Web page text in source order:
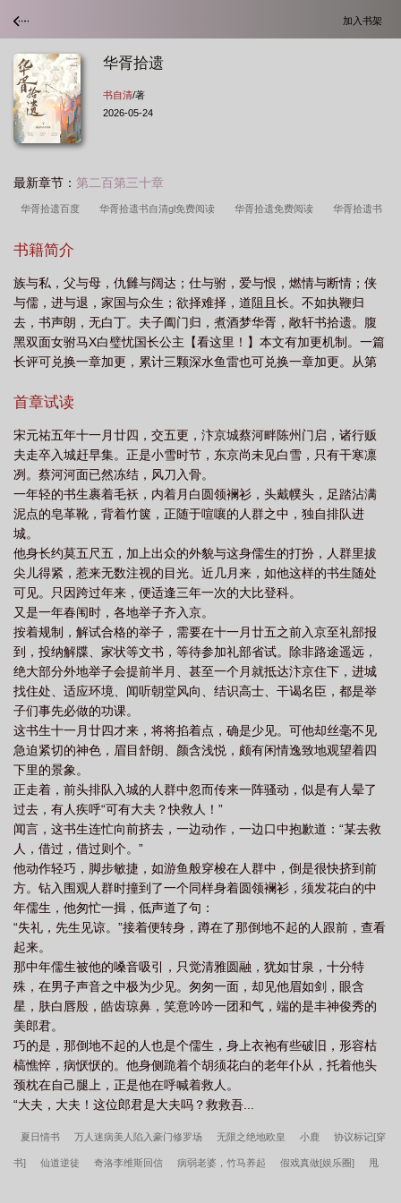
加入书架
华胥拾遗
书自清/著
2026-05-24
最新章节： 第二百第三十章
华胥拾遗百度 华胥拾遗书自清gl免费阅读 华胥拾遗免费阅读 华胥拾遗书
书自清 华胥的典故
书籍简介
族与私，父与母，仇雠与阔达；仕与驸，爱与恨，燃情与断情；侠
与儒，进与退，家国与众生；欲择难择，道阻且长。不如执鞭归
去，书声朗，无白丁。夫子阖门归，煮酒梦华胥，敞轩书拾遗。腹
黑双面女驸马X白璧忧国长公主【看这里！】本文有加更机制。一篇
长评可兑换一章加更，累计三颗深水鱼雷也可兑换一章加更。从第
支持，我就更得越多。【阅读提示】1、本文为北宋背景历史文，尊
的创作。接受有理有据的指正，不接受无理扣帽子、且对历史一知
半解的人的指责。本文完全不会改变历史走向，不存在穿越等玄幻
设定，但含有武侠元素，不会影响后世历史的发展。特此说明！此
外，宋人最重避讳，文字之上斤斤计较非常麻烦，我写小说为了便
利，就不搞那些了，为了更好地创作。2、女主之一是女扮男装的女
驸马，且扮相逼真能骗过绝大多数的人。不铁不油，主攻视角，也
会被反攻，不喜勿入。3、会有感情方面的抉择，但最终还是1v1，
从一而终。4、固定每周二、四、六、日更新，节假日尽量日更，如
有余力会有加更。更新消息可在作者wb获取。本文将于下周二
（2023年3月7日）入V，届时连更三章。本文独家发表于晋江文学
城，不接受盗文转载，特此说明！作者收藏很重要，戳一戳，收藏
一下吧→北垣山房微博名：书自清-寒捷，用于日常交流、要情发
布。
首章试读
宋元祐五年十一月廿四，交五更，汴京城蔡河畔陈州门启，诸行贩
夫走卒入城赶早集。正是小雪时节，东京尚未见白雪，只有干寒凛
冽。蔡河河面已然冻结，风刀入骨。
一年轻的书生裹着毛袄，内着月白圆领襕衫，头戴幞头，足踏沾满
泥点的皂革靴，背着竹箧，正随于喧嚷的人群之中，独自排队进
城。
他身长约莫五尺五，加上出众的外貌与这身儒生的打扮，人群里拔
尖儿得紧，惹来无数注视的目光。近几月来，如他这样的书生随处
可见。只因跨过年来，便适逢三年一次的大比登科。
又是一年春闱时，各地举子齐入京。
按着规制，解试合格的举子，需要在十一月廿五之前入京至礼部报
到，投纳解牒、家状等文书，等待参加礼部省试。除非路途遥远，
绝大部分外地举子会提前半月、甚至一个月就抵达汴京住下，进城
找住处、适应环境、闻听朝堂风向、结识高士、干谒名臣，都是举
子们事先必做的功课。
这书生十一月廿四才来，将将掐着点，确是少见。可他却丝毫不见
急迫紧切的神色，眉目舒朗、颜含浅悦，颇有闲情逸致地观望着四
下里的景象。
正走着，前头排队入城的人群中忽而传来一阵骚动，似是有人晕了
过去，有人疾呼“可有大夫？快救人！”
闻言，这书生连忙向前挤去，一边动作，一边口中抱歉道：“某去救
人，借过，借过则个。”
他动作轻巧，脚步敏捷，如游鱼般穿梭在人群中，倒是很快挤到前
方。钻入围观人群时撞到了一个同样身着圆领襕衫，须发花白的中
年儒生，他匆忙一揖，低声道了句：
“失礼，先生见谅。”接着便转身，蹲在了那倒地不起的人跟前，查看
起来。
那中年儒生被他的嗓音吸引，只觉清雅圆融，犹如甘泉，十分特
殊，在男子声音之中极为少见。匆匆一面，却见他眉如剑，眼含
星，肤白唇殷，皓齿琼鼻，笑意吟吟一团和气，端的是丰神俊秀的
美郎君。
巧的是，那倒地不起的人也是个儒生，身上衣袍有些破旧，形容枯
槁憔悴，病恹恹的。他身侧跪着个胡须花白的老年仆从，托着他头
颈枕在自己腿上，正是他在呼喊着救人。
“大夫，大夫！这位郎君是大夫吗？救救吾...
夏日情书 万人迷病美人陷入豪门修罗场 无限之绝地欧皇 小鹿 协议标记[穿
书] 仙道逆徒 奇洛李维斯回信 病弱老婆，竹马养起 假戏真做[娱乐圈] 甩